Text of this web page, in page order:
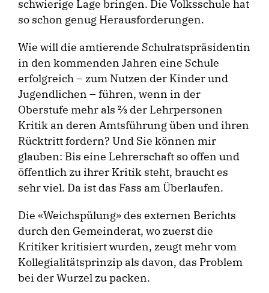
schwierige Lage bringen. Die Volksschule hat
so schon genug Herausforderungen.
Wie will die amtierende Schulratspräsidentin
in den kommenden Jahren eine Schule
erfolgreich – zum Nutzen der Kinder und
Jugendlichen – führen, wenn in der
Oberstufe mehr als ⅔ der Lehrpersonen
Kritik an deren Amtsführung üben und ihren
Rücktritt fordern? Und Sie können mir
glauben: Bis eine Lehrerschaft so offen und
öffentlich zu ihrer Kritik steht, braucht es
sehr viel. Da ist das Fass am Überlaufen.
Die «Weichspülung» des externen Berichts
durch den Gemeinderat, wo zuerst die
Kritiker kritisiert wurden, zeugt mehr vom
Kollegialitätsprinzip als davon, das Problem
bei der Wurzel zu packen.